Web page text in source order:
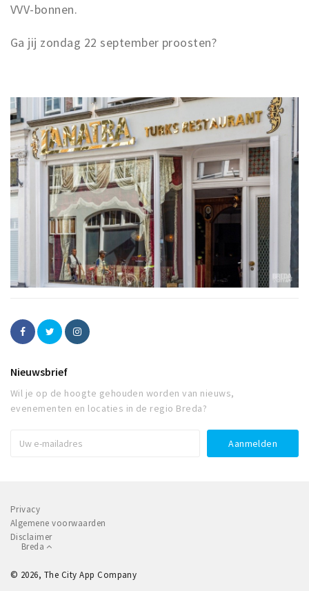
VVV-bonnen.
Ga jij zondag 22 september proosten?
Nieuwsbrief
Wil je op de hoogte gehouden worden van nieuws,
evenementen en locaties in de regio Breda?
Privacy
Algemene voorwaarden
Disclaimer
Breda
© 2026, The City App Company